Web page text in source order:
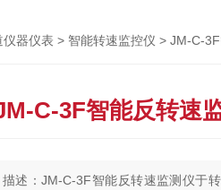
仪器仪表 > 智能转速监控仪 > JM-C-
C-3F智能反转速
描述：JM-C-3F智能反转速监测仪于